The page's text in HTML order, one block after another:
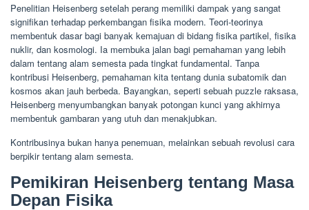
Penelitian Heisenberg setelah perang memiliki dampak yang sangat
signifikan terhadap perkembangan fisika modern. Teori-teorinya
membentuk dasar bagi banyak kemajuan di bidang fisika partikel, fisika
nuklir, dan kosmologi. Ia membuka jalan bagi pemahaman yang lebih
dalam tentang alam semesta pada tingkat fundamental. Tanpa
kontribusi Heisenberg, pemahaman kita tentang dunia subatomik dan
kosmos akan jauh berbeda. Bayangkan, seperti sebuah puzzle raksasa,
Heisenberg menyumbangkan banyak potongan kunci yang akhirnya
membentuk gambaran yang utuh dan menakjubkan.
Kontribusinya bukan hanya penemuan, melainkan sebuah revolusi cara
berpikir tentang alam semesta.
Pemikiran Heisenberg tentang Masa
Depan Fisika